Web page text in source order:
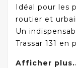
Idéal pour les
routier et
Un
Trassar 131 en
Afficher